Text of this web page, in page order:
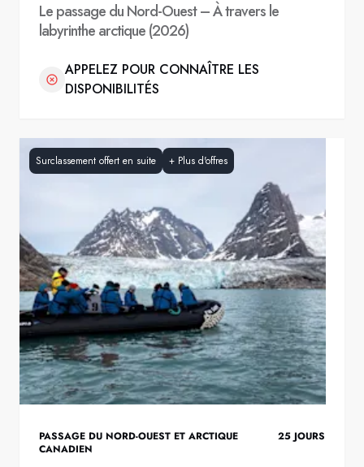
Le passage du Nord-Ouest – À travers le
labyrinthe arctique (2026)
APPELEZ POUR CONNAÎTRE LES
DISPONIBILITÉS
Surclassement offert en suite + Plus d'offres
PASSAGE DU NORD-OUEST ET ARCTIQUE
CANADIEN
25 JOURS